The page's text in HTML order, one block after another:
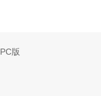
PC版